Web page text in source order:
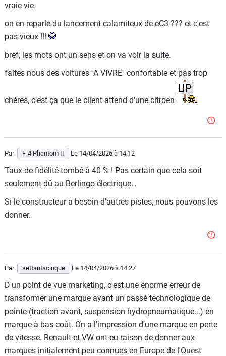
vraie vie.
on en reparle du lancement calamiteux de eC3 ??? et c'est
pas vieux !!!
bref, les mots ont un sens et on va voir la suite.
faites nous des voitures ''A VIVRE'' confortable et pas trop
chères, c'est ça que le client attend d'une citroen
Par F-4 Phantom II Le 14/04/2026 à 14:12
Taux de fidélité tombé à 40 % ! Pas certain que cela soit
seulement dû au Berlingo électrique…
Si le constructeur a besoin d’autres pistes, nous pouvons les
donner.
Par settantacinque Le 14/04/2026 à 14:27
D'un point de vue marketing, c'est une énorme erreur de
transformer une marque ayant un passé technologique de
pointe (traction avant, suspension hydropneumatique...) en
marque à bas coût. On a l'impression d'une marque en perte
de vitesse. Renault et VW ont eu raison de donner aux
marques initialement peu connues en Europe de l'Ouest